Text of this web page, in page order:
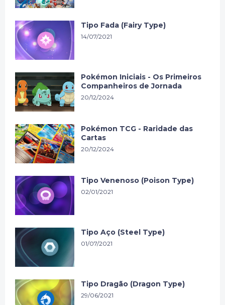
Tipo Fada (Fairy Type)
14/07/2021
Pokémon Iniciais - Os Primeiros
Companheiros de Jornada
20/12/2024
Pokémon TCG - Raridade das
Cartas
20/12/2024
Tipo Venenoso (Poison Type)
02/01/2021
Tipo Aço (Steel Type)
01/07/2021
Tipo Dragão (Dragon Type)
29/06/2021